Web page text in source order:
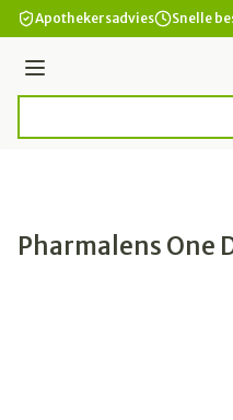
Ga naar de inhoud
Apothekersadvies Snelle
Menu
Pharmalens One